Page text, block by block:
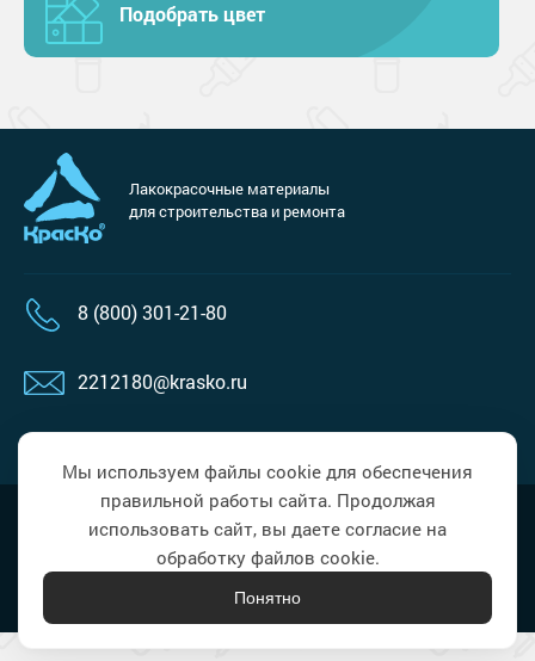
Подобрать цвет
Лакокрасочные материалы
для строительства и ремонта
8 (800) 301-21-80
2212180@krasko.ru
Политика в области обработки
персональных данных
Мы используем файлы cookie для обеспечения
правильной работы сайта. Продолжая
использовать сайт, вы даете согласие на
обработку файлов cookie.
Понятно